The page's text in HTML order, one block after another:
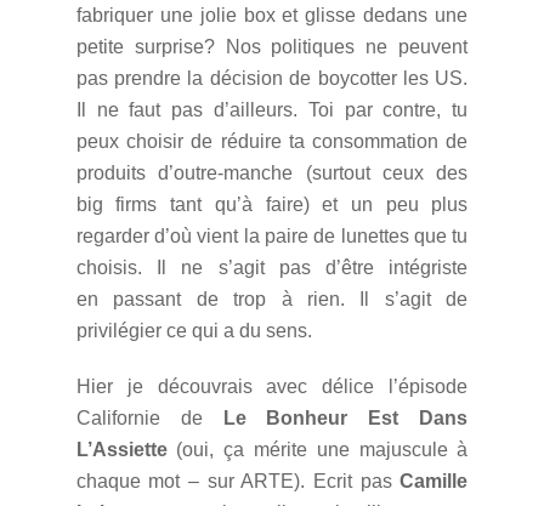
fabriquer une jolie box et glisse dedans une
petite surprise? Nos politiques ne peuvent
pas prendre la décision de boycotter les US.
Il ne faut pas d’ailleurs. Toi par contre, tu
peux choisir de réduire ta consommation de
produits d’outre-manche (surtout ceux des
big firms tant qu’à faire) et un peu plus
regarder d’où vient la paire de lunettes que tu
choisis. Il ne s’agit pas d’être intégriste
en passant de trop à rien. Il s’agit de
privilégier ce qui a du sens.
Hier je découvrais avec délice l’épisode
Californie de
Le Bonheur Est Dans
L’Assiette(oui, ça mérite une majuscule à
chaque mot – sur ARTE). Ecrit pasCamille